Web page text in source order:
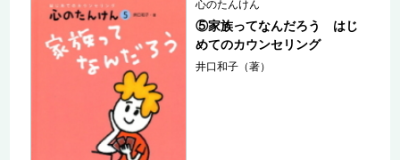
心のたんけん
⑤家族ってなんだろう はじ
めてのカウンセリング
井口和子（著）